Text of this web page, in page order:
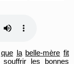
que la belle-mère fit
souffrir les
bonnes